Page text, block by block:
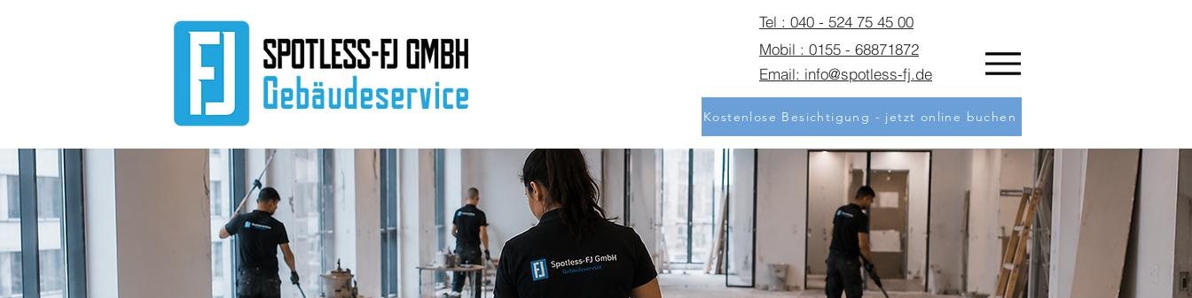
Tel : 040 - 524 75 45 00
Mobil : 0155 - 68871872
Email: info@spotless-fj.de
Kostenlose Besichtigung - jetzt online buchen